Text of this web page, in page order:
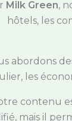
Milk Green,
hôtels, les
abordons
les
contenu
mais il